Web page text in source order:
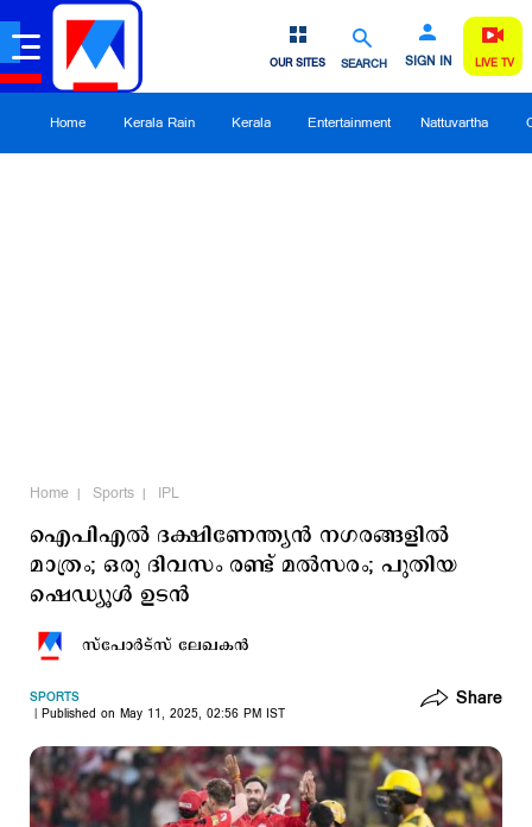
SEARCH SIGN IN
OUR SITES LIVE TV
Home Kerala Rain Kerala Entertainment Nattuvartha
Home Sports IPL
ഐപിഎൽ ദക്ഷിണേന്ത്യൻ നഗരങ്ങളില്‍
മാത്രം; ഒരു ദിവസം രണ്ട് മല്‍സരം; പുതിയ
ഷെഡ്യൂള്‍ ഉടന്‍
സ്പോര്‍ട്സ് ലേഖകന്‍
SPORTS
Published on May 11, 2025, 02:56 PM IST
Share